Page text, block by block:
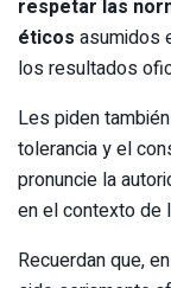
respetar las
éticos asumidos
los resultados
Les piden
tolerancia y el
pronuncie la
en el contexto de
Recuerdan que,